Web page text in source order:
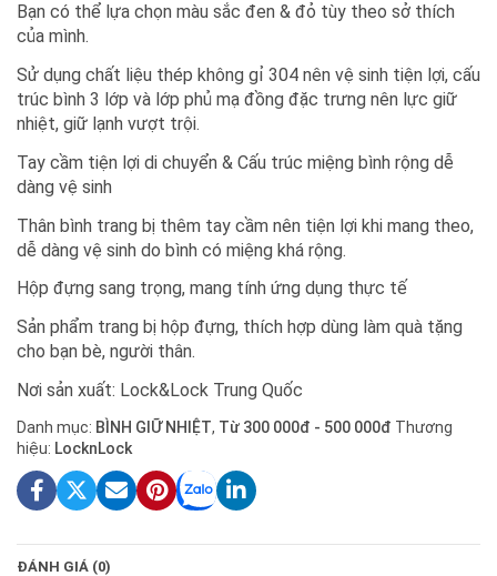
Bạn có thể lựa chọn màu sắc đen & đỏ tùy theo sở thích
của mình.
Sử dụng chất liệu thép không gỉ 304 nên vệ sinh tiện lợi, cấu
trúc bình 3 lớp và lớp phủ mạ đồng đặc trưng nên lực giữ
nhiệt, giữ lạnh vượt trội.
Tay cầm tiện lợi di chuyển & Cấu trúc miệng bình rộng dễ
dàng vệ sinh
Thân bình trang bị thêm tay cầm nên tiện lợi khi mang theo,
dễ dàng vệ sinh do bình có miệng khá rộng.
Hộp đựng sang trọng, mang tính ứng dụng thực tế
Sản phẩm trang bị hộp đựng, thích hợp dùng làm quà tặng
cho bạn bè, người thân.
Nơi sản xuất: Lock&Lock Trung Quốc
Danh mục: BÌNH GIỮ NHIỆT, Từ 300 000đ - 500 000đ Thương
hiệu: LocknLock
ĐÁNH GIÁ (0)